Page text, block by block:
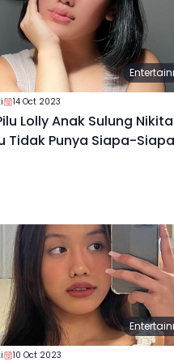
14 Oct 2023
Lolly Anak Sulung Nikita
Tidak Punya Siapa-Siapa
10 Oct 2023